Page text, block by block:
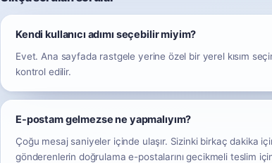
Kendi kullanıcı adımı seçebilir miyim?
Evet. Ana sayfada rastgele yerine özel bir yerel kısım
kontrol edilir.
E-postam gelmezse ne yapmalıyım?
Çoğu mesaj saniyeler içinde ulaşır. Sizinki birkaç dakika
gönderenlerin doğrulama e-postalarını gecikmeli teslim için